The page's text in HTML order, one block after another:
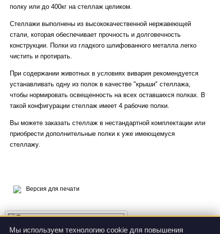
Мы используем технологию cookie для повышения
полку или до 400кг на стеллаж целиком.
Стеллажи выполнены из высококачественной нержавеющей
стали, которая обеспечивает прочность и долговечность
конструкции. Полки из гладкого шлифованного металла легко
чистить и протирать.
При содержании животных в условиях вивария рекомендуется
устанавливать одну из полок в качестве "крыши" стеллажа,
чтобы нормировать освещенность на всех оставшихся полках. В
такой конфигурации стеллаж имеет 4 рабочие полки.
Вы можете заказать стеллаж в нестандартной комплектации или
приобрести дополнительные полки к уже имеющемуся
стеллажу.
Версия для печати
фото 1